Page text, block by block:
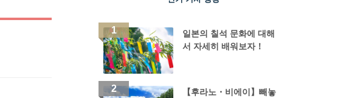
일본의 칠석 문화에 대해
서 자세히 배워보자！
【후라노・비에이】빼놓